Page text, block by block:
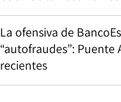
La ofensiva de
“autofraudes”:
recientes